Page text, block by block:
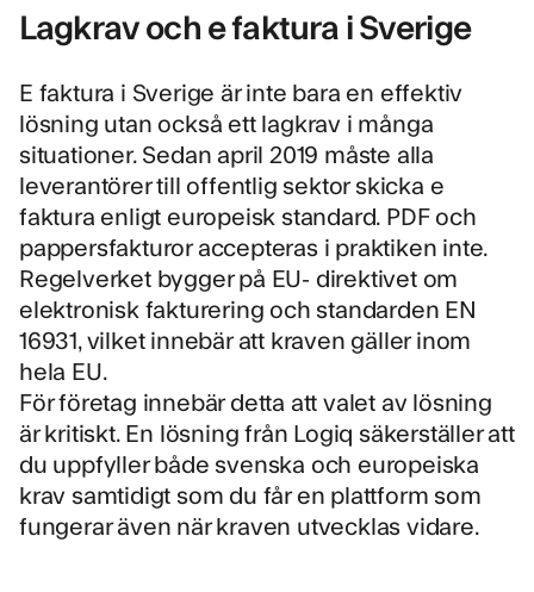
Lagkrav och e faktura i Sverige
E faktura i Sverige är inte bara en effektiv
lösning utan ocksåett lagkrav i många
situationer. Sedan april 2019 måste alla
leverantörer till offentlig sektor skicka e
faktura enligt europeisk standard. PDF och
pappersfakturor accepteras i praktiken inte.
Regelverket bygger på EU- direktivet om
elektronisk fakturering och standarden EN
16931, vilket innebär att kraven gäller inom
hela EU.
För företag innebär detta att valet av lösning
är kritiskt. En lösning från Logiq säkerställer att
du uppfyller både svenska och europeiska
krav samtidigt som du får en plattform som
fungerar även när kraven utvecklas vidare.